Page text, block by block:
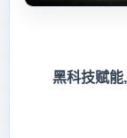
黑科技赋